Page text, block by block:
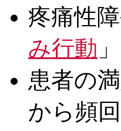
疼痛性
み行動
患者の
から頻